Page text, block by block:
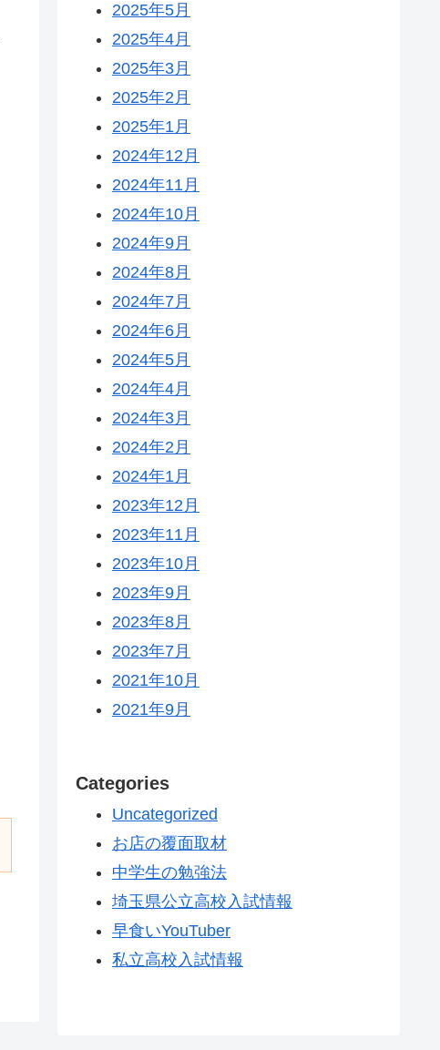
2025年5月
2025年4月
2025年3月
2025年2月
2025年1月
2024年12月
2024年11月
2024年10月
2024年9月
2024年8月
2024年7月
2024年6月
2024年5月
2024年4月
2024年3月
2024年2月
2024年1月
2023年12月
2023年11月
2023年10月
2023年9月
2023年8月
2023年7月
2021年10月
2021年9月
Categories
Uncategorized
お店の覆面取材
中学生の勉強法
埼玉県公立高校入試情報
早食いYouTuber
私立高校入試情報